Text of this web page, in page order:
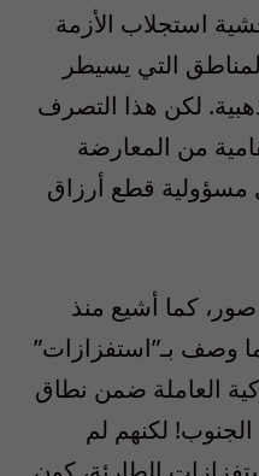
استجلاب الأزمة
التي يسيطر
لكن هذا التصرف
من المعارضة
قطع أرزاق
كما أشيع منذ
وصف بـ”استفزازات”
العاملة ضمن نطاق
لكنهم لم